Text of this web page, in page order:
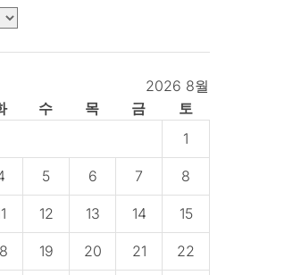
2026 8월
수 목 금
토
1
5 6 7 8
12 13 14 15
19 20 21 22